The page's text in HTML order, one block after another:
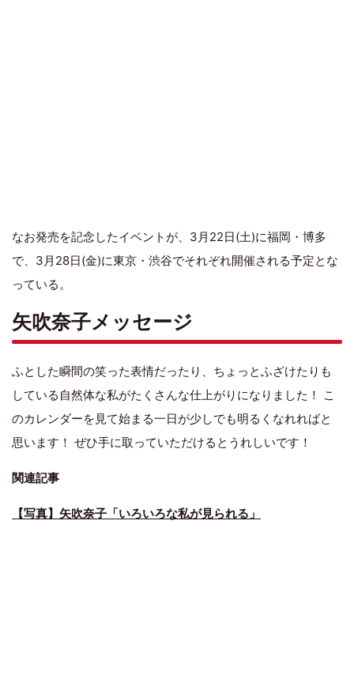
なお発売を記念したイベントが、3月22日(土)に福岡・博多
で、3月28日(金)に東京・渋谷でそれぞれ開催される予定とな
っている。
矢吹奈子メッセージ
ふとした瞬間の笑った表情だったり、ちょっとふざけたりも
している自然体な私がたくさんな仕上がりになりました！ こ
のカレンダーを見て始まる一日が少しでも明るくなれればと
思います！ ぜひ手に取っていただけるとうれしいです！
関連記事
【写真】矢吹奈子「いろいろな私が見られる」